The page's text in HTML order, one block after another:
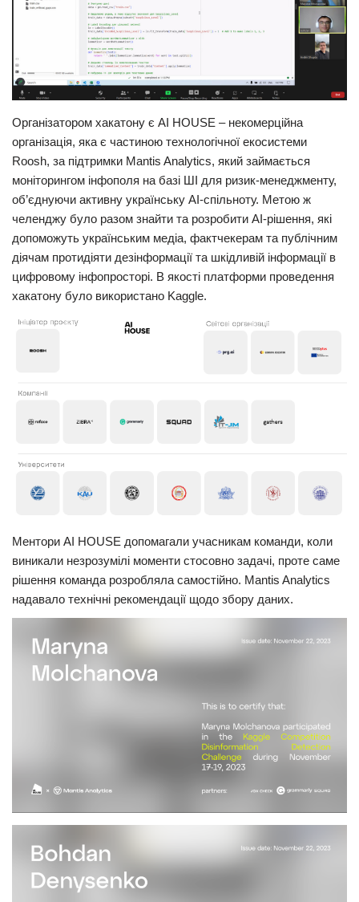
Організатором хакатону є AI HOUSE – некомерційна
організація, яка є частиною технологічної екосистеми
Roosh, за підтримки Mantis Analytics, який займається
моніторингом інфополя на базі ШІ для ризик-менеджменту,
об’єднуючи активну українську AI-спільноту. Метою ж
челенджу було разом знайти та розробити AI-рішення, які
допоможуть українським медіа, фактчекерам та публічним
діячам протидіяти дезінформації та шкідливій інформації в
цифровому інфопросторі. В якості платформи проведення
хакатону було використано Kaggle.
Ментори AI HOUSE допомагали учасникам команди, коли
виникали незрозумілі моменти стосовно задачі, проте саме
рішення команда розробляла самостійно. Mantis Analytics
надавало технічні рекомендації щодо збору даних.